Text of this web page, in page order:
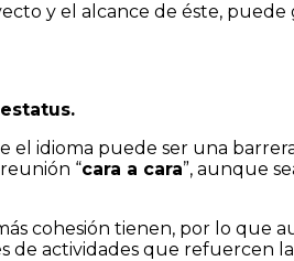
y el alcance de éste,
idioma puede ser una
“cara a cara”, aunque
cohesión tienen, por lo que
de actividades que refuercen